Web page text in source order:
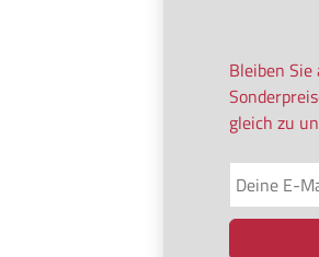
Bleiben
gleich zu